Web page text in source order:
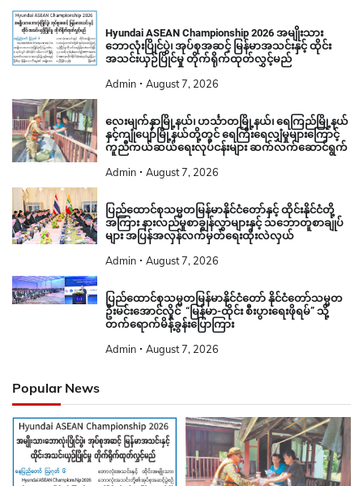
Hyundai ASEAN Championship 2026 အမျိုးသား
ဘောလုံးပြိုင်ပွဲ၊ အုပ်စုအဆင့် မြန်မာအသင်းနှင့် ထိုင်း
အသင်းယှဉ်ပြိုင်မှု တိုက်ရိုက်ထုတ်လွှင့်မည်
Admin August 7, 2026
လေးမျက်နှာမြို့နယ်၊ ဟင်္သာတမြို့နယ်၊ ရေကြည်မြို့နယ်
နှင့်ကျုံပျော်မြို့နယ်တို့တွင် ရေကြီးရေလျှံမှုများကြောင့်
ကူညီကယ်ဆယ်ရေးလုပ်ငန်းများ ဆက်လက်ဆောင်ရွက်
Admin August 7, 2026
ပြည်ထောင်စုသမ္မတမြန်မာနိုင်ငံတော်နှင့် ထိုင်းနိုင်ငံတို့
အကြား နားလည်မှုစာချွန်လွှာများနှင့် သဘောတူစာချုပ်
များ အပြန်အလှန်လက်မှတ်ရေးထိုးလဲလှယ်
Admin August 7, 2026
ပြည်ထောင်စုသမ္မတမြန်မာနိုင်ငံတော် နိုင်ငံတော်သမ္မတ
ဦးမင်းအောင်လှိုင် “မြန်မာ-ထိုင်း စီးပွားရေးဖိုရမ်” သို့
တက်ရောက်မိန့်ခွန်းပြောကြား
Admin August 7, 2026
Popular News